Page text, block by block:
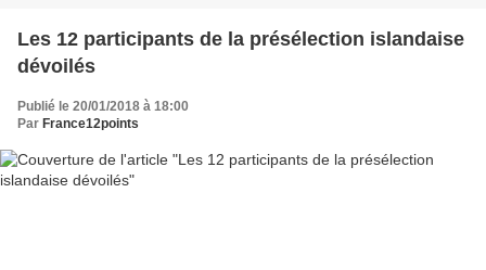
Les 12 participants de la présélection islandaise
dévoilés
Publié le 20/01/2018 à 18:00
Par France12points